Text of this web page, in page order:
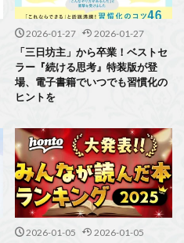
2026-01-27 2026-01-27
「三日坊主」から卒業！ベストセ
ラー『続ける思考』特装版が登
場、電子書籍でいつでも習慣化の
ヒントを
2026-01-05 2026-01-05